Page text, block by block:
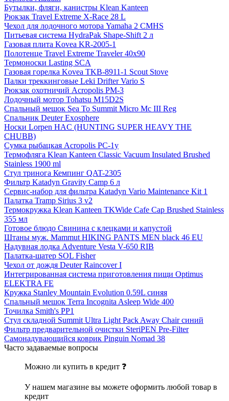
Бутылки, фляги, канистры Klean Kanteen
Рюкзак Travel Extreme X-Race 28 L
Чехол для лодочного мотора Yamaha 2 CMHS
Питьевая система HydraPak Shape-Shift 2 л
Газовая плита Kovea KR-2005-1
Полотенце Travel Extreme Traveler 40x90
Термоноски Lasting SCA
Газовая горелка Kovea TKB-8911-1 Scout Stove
Палки треккинговые Leki Drifter Vario S
Рюкзак охотничий Acropolis РМ-3
Лодочный мотор Tohatsu M15D2S
Спальный мешок Sea To Summit Micro Mc III Reg
Спальник Deuter Exosphere
Носки Lorpen HAC (HUNTING SUPER HEAVY THE
CHUBB)
Сумка рыбацкая Acropolis РС-1у
Термофляга Klean Kanteen Classic Vacuum Insulated Brushed
Stainless 1900 ml
Стул тринога Кемпинг QAT-2305
Фильтр Katadyn Gravity Camp 6 л
Сервис-набор для фильтра Katadyn Vario Maintenance Kit 1
Палатка Tramp Sirius 3 v2
Термокружка Klean Kanteen TKWide Cafe Cap Brushed Stainless
355 мл
Готовое блюдо Свинина с клецками и капустой
Штаны муж. Mammut HIKING PANTS MEN black 46 EU
Надувная лодка Adventure Vesta V-650 RIB
Палатка-шатер SOL Fisher
Чехол от дождя Deuter Raincover I
Интегрированная система приготовления пищи Optimus
ELEKTRA FE
Кружка Stanley Mountain Evolution 0.59L синяя
Спальный мешок Terra Incognita Asleep Wide 400
Точилка Smith's PP1
Стул складной Summit Ultra Light Pack Away Сhair синий
Фильтр предварительной очистки SteriPEN Pre-Filter
Самонадувающийся коврик Pinguin Nomad 38
Часто задаваемые вопросы
Можно ли купить в кредит ❓
У нашем магазине вы можете оформить любой товар в
кредит